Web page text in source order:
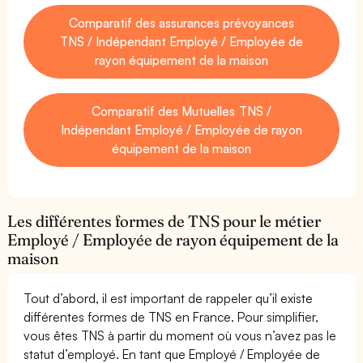
Comparatif des assurances prévoyances
TNS / Indépendant Employé / Employée de
rayon équipement de la maison
Comparatif des Mutuelles TNS /
Indépendant Employé / Employée de rayon
équipement de la maison
Les différentes formes de TNS pour le métier
Employé / Employée de rayon équipement de la
maison
Tout d’abord, il est important de rappeler qu’il existe
différentes formes de TNS en France. Pour simplifier,
vous êtes TNS à partir du moment où vous n’avez pas le
statut d’employé. En tant que Employé / Employée de